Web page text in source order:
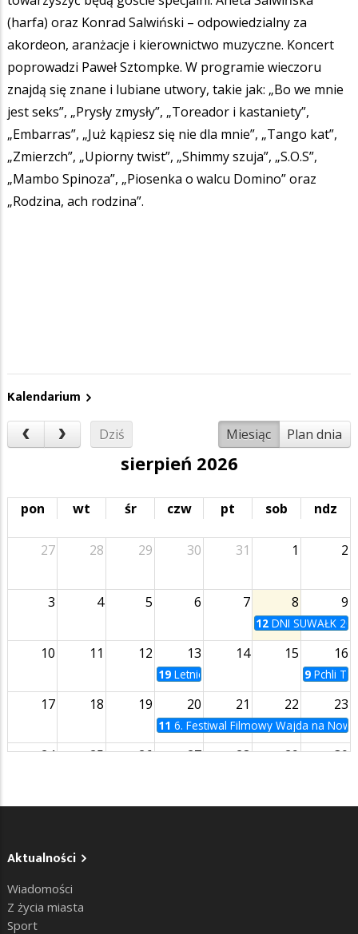
(harfa) oraz Konrad Salwiński – odpowiedzialny za
akordeon, aranżacje i kierownictwo muzyczne. Koncert
poprowadzi Paweł Sztompke. W programie wieczoru
znajdą się znane i lubiane utwory, takie jak: „Bo we mnie
jest seks”, „Prysły zmysły”, „Toreador i kastaniety”,
„Embarras”, „Już kąpiesz się nie dla mnie”, „Tango kat”,
„Zmierzch”, „Upiorny twist”, „Shimmy szuja”, „S.O.S”,
„Mambo Spinoza”, „Piosenka o walcu Domino” oraz
„Rodzina, ach rodzina”.
Kalendarium
Dziś Miesiąc Plan dnia
sierpień 2026
pon wt śr czw pt sob ndz
27 28 29 30 31 1 2
3 4 5 6 7 8 9
12 DNI SUWAŁK
10 11 12 13 14 15 16
19 Letnie Kino na Bulwarach | Zabij
9 Pchli
17 18 19 20 21 22 23
11 6. Festiwal Filmowy Wajda na Nowo
24 25 26 27 28 29 30
31 1 2 3 4 5 6
Aktualności
Wiadomości
Z życia miasta
Sport